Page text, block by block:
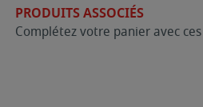
PRODUITS ASSOCIÉS
Complétez votre panier avec